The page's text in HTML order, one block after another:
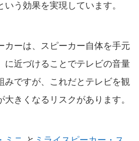
いう効果を実現しています。
カーは、スピーカー自体を手元
に近づけることでテレビの音量
みですが、これだとテレビを観
大きくなるリスクがあります。